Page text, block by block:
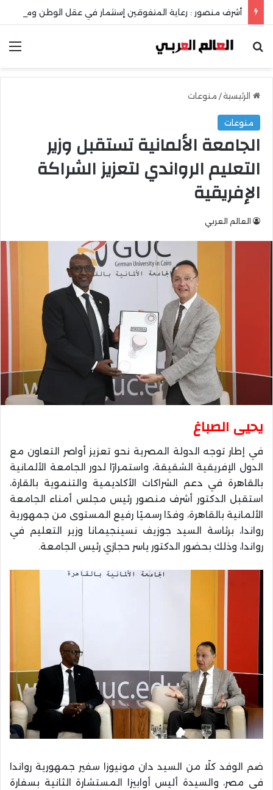
بحث عن
الرئيسية/ منوعات
منوعات
الجامعة الألمانية تستقبل وزير
التعليم الرواندي لتعزيز الشراكة
الإفريقية
العالم العربي
يحيى الصباغ
في إطار توجه الدولة المصرية نحو تعزيز أواصر التعاون مع
الدول الإفريقية الشقيقة، واستمرارًا لدور الجامعة الألمانية
بالقاهرة في دعم الشراكات الأكاديمية والتنموية بالقارة،
استقبل الدكتور أشرف منصور رئيس مجلس أمناء الجامعة
الألمانية بالقاهرة، وفدًا رسميًا رفيع المستوى من جمهورية
رواندا، برئاسة السيد جوزيف نسينجيمانا وزير التعليم في
رواندا، وذلك بحضور الدكتور ياسر حجازي رئيس الجامعة.
ضم الوفد كلًا من السيد دان مونيوزا سفير جمهورية رواندا
في مصر، والسيدة أليس أوابيزا المستشارة الثانية بسفارة